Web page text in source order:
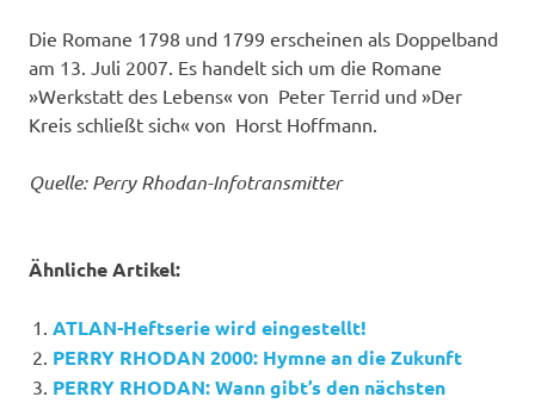
Die Romane 1798 und 1799 erscheinen als Doppelband
am 13. Juli 2007. Es handelt sich um die Romane
»Werkstatt des Lebens« von Peter Terrid und »Der
Kreis schließt sich« von Horst Hoffmann.
Quelle: Perry Rhodan-Infotransmitter
Ähnliche Artikel:
ATLAN-Heftserie wird eingestellt!
PERRY RHODAN 2000: Hymne an die Zukunft
PERRY RHODAN: Wann gibt’s den nächsten